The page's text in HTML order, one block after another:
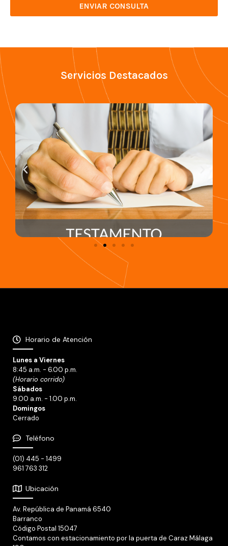
ENVIAR CONSULTA
Servicios Destacados
Horario de Atención
Lunes a Viernes
8:45 a.m. - 6.00 p.m.
(Horario corrido)
Sábados
9.00 a.m. - 1.00 p.m.
Domingos
Cerrado
Teléfono
(01) 445 - 1499
961 763 312
Ubicación
Av. República de Panamá 6540
Barranco
Código Postal 15047
Contamos con estacionamiento por la puerta de Caraz Málaga